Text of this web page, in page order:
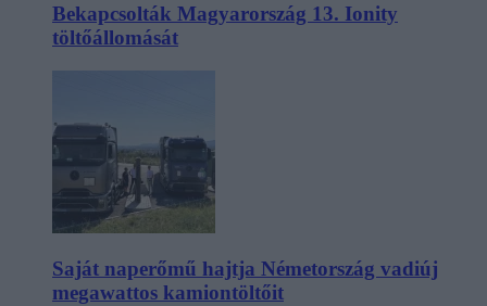
Bekapcsolták Magyarország 13. Ionity
töltőállomását
Saját naperőmű hajtja Németország vadiúj
megawattos kamiontöltőit